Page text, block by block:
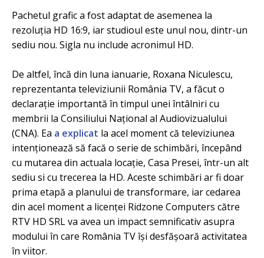
Pachetul grafic a fost adaptat de asemenea la
rezoluția HD 16:9, iar studioul este unul nou, dintr-un
sediu nou. Sigla nu include acronimul HD.
De altfel, încă din luna ianuarie, Roxana Niculescu,
reprezentanta televiziunii România TV, a făcut o
declarație importantă în timpul unei întâlniri cu
membrii la Consiliului Național al Audiovizualului
(CNA). Ea a explicat la acel moment că televiziunea
intenționează să facă o serie de schimbări, începând
cu mutarea din actuala locație, Casa Presei, într-un alt
sediu si cu trecerea la HD. Aceste schimbări ar fi doar
prima etapă a planului de transformare, iar cedarea
din acel moment a licenței Ridzone Computers către
RTV HD SRL va avea un impact semnificativ asupra
modului în care România TV își desfășoară activitatea
în viitor.